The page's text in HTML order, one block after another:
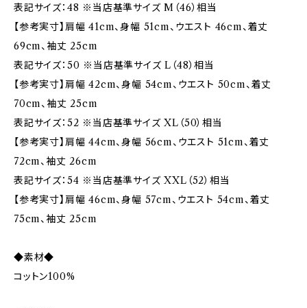
表記サイズ：48 ※当店基準サイズ M（46）相当
【参考実寸】肩幅 41cm、身幅 51cm、ウエスト 46cm、着丈
69cm、袖丈 25cm
表記サイズ：50 ※当店基準サイズ L（48）相当
【参考実寸】肩幅 42cm、身幅 54cm、ウエスト 50cm、着丈
70cm、袖丈 25cm
表記サイズ：52 ※当店基準サイズ XL（50）相当
【参考実寸】肩幅 44cm、身幅 56cm、ウエスト 51cm、着丈
72cm、袖丈 26cm
表記サイズ：54 ※当店基準サイズ XXL（52）相当
【参考実寸】肩幅 46cm、身幅 57cm、ウエスト 54cm、着丈
75cm、袖丈 25cm
◆素材◆
コットン100%